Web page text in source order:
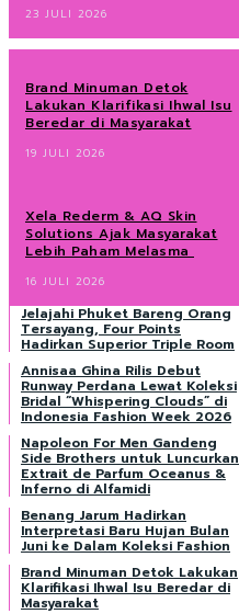
23 JULI 2026
Brand Minuman Detok
Lakukan Klarifikasi Ihwal Isu
Beredar di Masyarakat
19 JULI 2026
Xela Rederm & AQ Skin
Solutions Ajak Masyarakat
Lebih Paham Melasma
16 JULI 2026
Jelajahi Phuket Bareng Orang
Tersayang, Four Points
Hadirkan Superior Triple Room
Annisaa Ghina Rilis Debut
Runway Perdana Lewat Koleksi
Bridal “Whispering Clouds” di
Indonesia Fashion Week 2026
Napoleon For Men Gandeng
Side Brothers untuk Luncurkan
Extrait de Parfum Oceanus &
Inferno di Alfamidi
Benang Jarum Hadirkan
Interpretasi Baru Hujan Bulan
Juni ke Dalam Koleksi Fashion
Brand Minuman Detok Lakukan
Klarifikasi Ihwal Isu Beredar di
Masyarakat